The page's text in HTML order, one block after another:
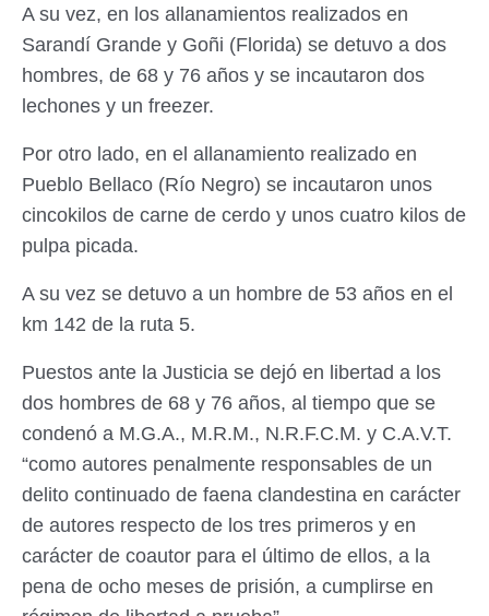
A su vez, en los allanamientos realizados en
Sarandí Grande y Goñi (Florida) se detuvo a dos
hombres, de 68 y 76 años y se incautaron dos
lechones y un freezer.
Por otro lado, en el allanamiento realizado en
Pueblo Bellaco (Río Negro) se incautaron unos
cincokilos de carne de cerdo y unos cuatro kilos de
pulpa picada.
A su vez se detuvo a un hombre de 53 años en el
km 142 de la ruta 5.
Puestos ante la Justicia se dejó en libertad a los
dos hombres de 68 y 76 años, al tiempo que se
condenó a M.G.A., M.R.M., N.R.F.C.M. y C.A.V.T.
“como autores penalmente responsables de un
delito continuado de faena clandestina en carácter
de autores respecto de los tres primeros y en
carácter de coautor para el último de ellos, a la
pena de ocho meses de prisión, a cumplirse en